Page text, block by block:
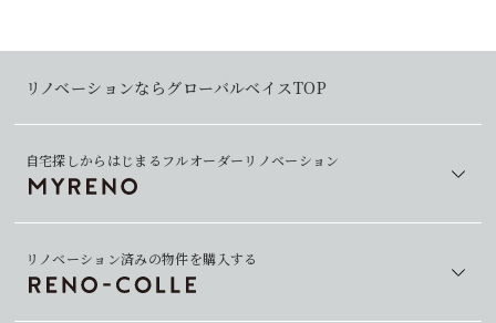
リノベーションならグローバルベイスTOP
自宅探しからはじまるフルオーダーリノベーション
リノベーション済みの物件を購入する